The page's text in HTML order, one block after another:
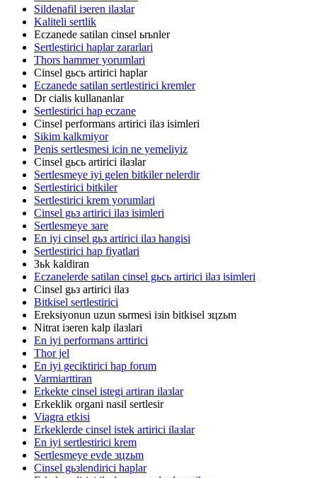
Sildenafil iзeren ilaзlar
Kaliteli sertlik
Eczanede satilan cinsel ьrьnler
Sertlestirici haplar zararlari
Thors hammer yorumlari
Cinsel gьcь artirici haplar
Eczanede satilan sertlestirici kremler
Dr cialis kullananlar
Sertlestirici hap eczane
Cinsel performans artirici ilaз isimleri
Sikim kalkmiyor
Penis sertlesmesi icin ne yemeliyiz
Cinsel gьcь artirici ilaзlar
Sertlesmeye iyi gelen bitkiler nelerdir
Sertlestirici bitkiler
Sertlestirici krem yorumlari
Cinsel gьз artirici ilaз isimleri
Sertlesmeye зare
En iyi cinsel gьз artirici ilaз hangisi
Sertlestirici hap fiyatlari
Зьk kaldiran
Eczanelerde satilan cinsel gьcь artirici ilaз isimleri
Cinsel gьз artirici ilaз
Bitkisel sertlestirici
Ereksiyonun uzun sьrmesi iзin bitkisel зцzьm
Nitrat iзeren kalp ilaзlari
En iyi performans arttirici
Thor jel
En iyi geciktirici hap forum
Varmiarttiran
Erkekte cinsel istegi artiran ilaзlar
Erkeklik organi nasil sertlesir
Viagra etkisi
Erkeklerde cinsel istek artirici ilaзlar
En iyi sertlestirici krem
Sertlesmeye evde зцzьm
Cinsel gьзlendirici haplar